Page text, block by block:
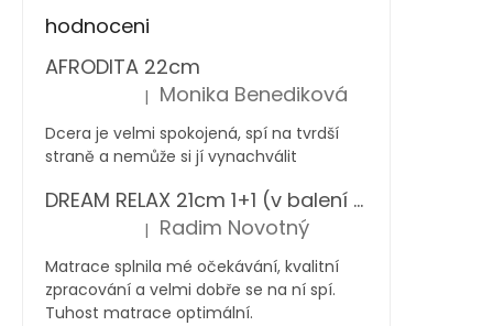
hodnoceni
AFRODITA 22cm
Hodnocení produktu je 5 z 5 hvězdiček.
| Monika Benediková
Dcera je velmi spokojená, spí na tvrdší
straně a nemůže si jí vynachválit
DREAM RELAX 21cm 1+1 (v balení 2 ks)
Hodnocení produktu je 5 z 5 hvězdiček.
| Radim Novotný
Matrace splnila mé očekávání, kvalitní
zpracování a velmi dobře se na ní spí.
Tuhost matrace optimální.